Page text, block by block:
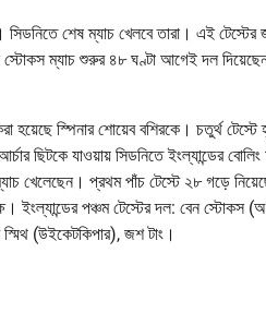
সিডনিতে শেষ ম্যাচ খেলবে তারা। এই
স্টোকস ম্যাচ শুরুর ৪৮ ঘণ্টা আগেই দল
স্পিনার শোয়েব বশিরকে। চতুর্থ টেস্টে
ছিটকে যাওয়ায় সিডনিতে ইংল্যান্ডের
খেলেছেন। প্রথম পাঁচ টেস্টে ২৮ গড়ে
ইংল্যান্ডের পঞ্চম টেস্টের দল: বেন স্টোকস
(উইকেটকিপার), জশ টাং।